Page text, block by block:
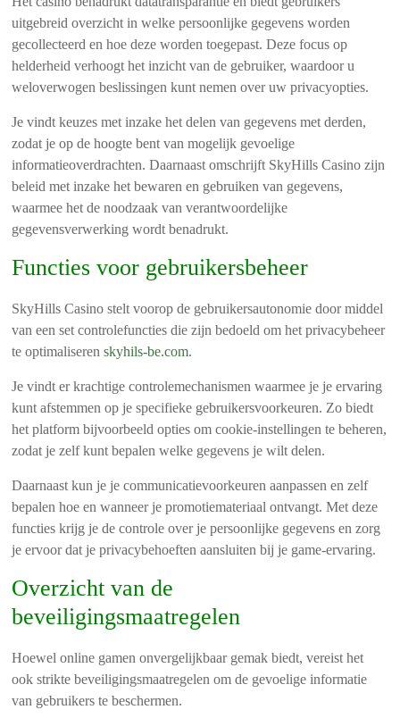
uitgebreid overzicht in welke persoonlijke gegevens worden
gecollecteerd en hoe deze worden toegepast. Deze focus op
helderheid verhoogt het inzicht van de gebruiker, waardoor u
weloverwogen beslissingen kunt nemen over uw privacyopties.
Je vindt keuzes met inzake het delen van gegevens met derden,
zodat je op de hoogte bent van mogelijk gevoelige
informatieoverdrachten. Daarnaast omschrijft SkyHills Casino zijn
beleid met inzake het bewaren en gebruiken van gegevens,
waarmee het de noodzaak van verantwoordelijke
gegevensverwerking wordt benadrukt.
Functies voor gebruikersbeheer
SkyHills Casino stelt voorop de gebruikersautonomie door middel
van een set controlefuncties die zijn bedoeld om het privacybeheer
te optimaliserenskyhils-be.com.
Je vindt er krachtige controlemechanismen waarmee je je ervaring
kunt afstemmen op je specifieke gebruikersvoorkeuren. Zo biedt
het platform bijvoorbeeld opties om cookie-instellingen te beheren,
zodat je zelf kunt bepalen welke gegevens je wilt delen.
Daarnaast kun je je communicatievoorkeuren aanpassen en zelf
bepalen hoe en wanneer je promotiemateriaal ontvangt. Met deze
functies krijg je de controle over je persoonlijke gegevens en zorg
je ervoor dat je privacybehoeften aansluiten bij je game-ervaring.
Overzicht van de
beveiligingsmaatregelen
Hoewel online gamen onvergelijkbaar gemak biedt, vereist het
ook strikte beveiligingsmaatregelen om de gevoelige informatie
van gebruikers te beschermen.